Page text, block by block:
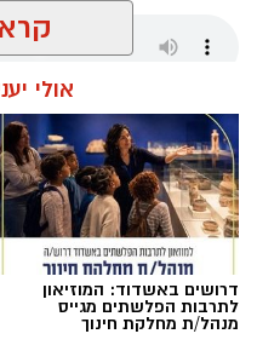
מנהל האתר / 06:00 08.08.26
תגים:דגלים בחופי אשדוד
אולי
דרושים באשדוד: המוזיאון
לתרבות הפלשתים מגייס
מנהל/ת מחלקת חינוך